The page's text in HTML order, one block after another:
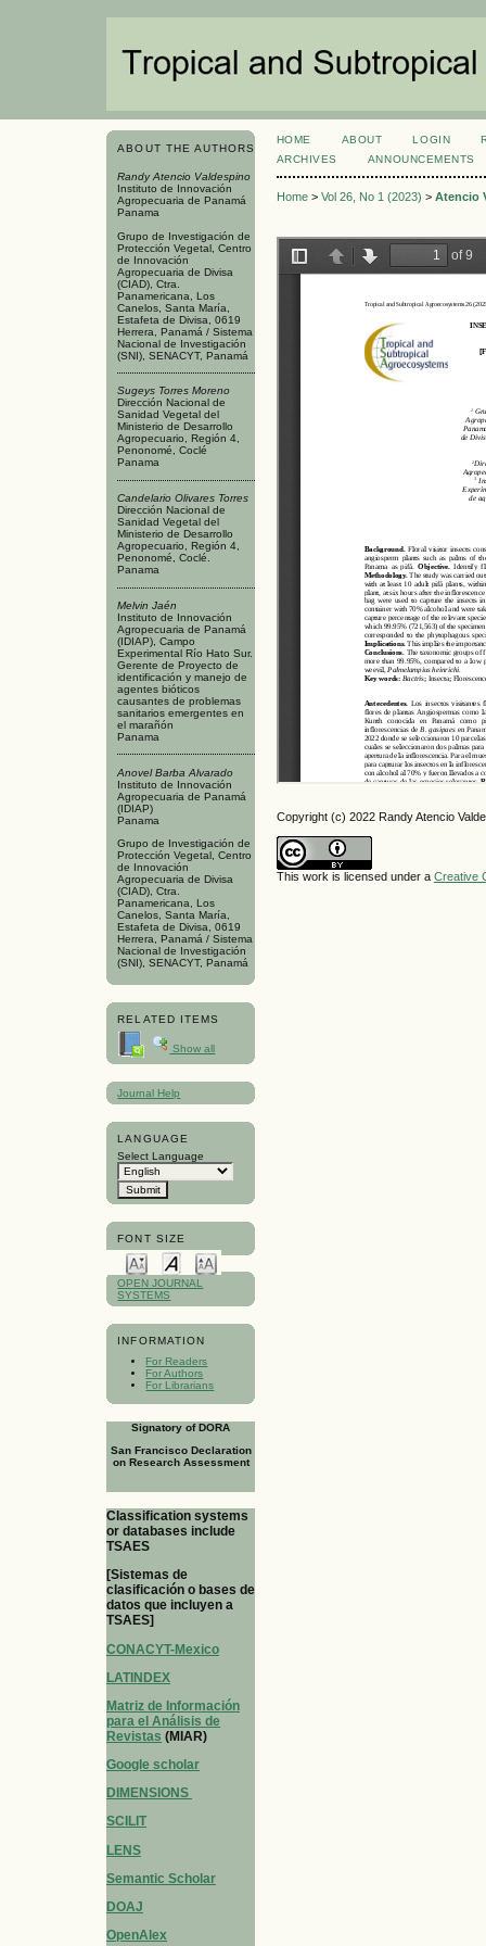
ABOUT THE AUTHORS
Randy Atencio Valdespino
Instituto de Innovación
Agropecuaria de Panamá
Panama
Grupo de Investigación de
Protección Vegetal, Centro
de Innovación
Agropecuaria de Divisa
(CIAD), Ctra.
Panamericana, Los
Canelos, Santa María,
Estafeta de Divisa, 0619
Herrera, Panamá / Sistema
Nacional de Investigación
(SNI), SENACYT, Panamá
Sugeys Torres Moreno
Dirección Nacional de
Sanidad Vegetal del
Ministerio de Desarrollo
Agropecuario, Región 4,
Penonomé, Coclé
Panama
Candelario Olivares Torres
Dirección Nacional de
Sanidad Vegetal del
Ministerio de Desarrollo
Agropecuario, Región 4,
Penonomé, Coclé.
Panama
Melvin Jaén
Instituto de Innovación
Agropecuaria de Panamá
(IDIAP), Campo
Experimental Río Hato Sur.
Gerente de Proyecto de
identificación y manejo de
agentes bióticos
causantes de problemas
sanitarios emergentes en
el marañón
Panama
Anovel Barba Alvarado
Instituto de Innovación
Agropecuaria de Panamá
(IDIAP)
Panama
Grupo de Investigación de
Protección Vegetal, Centro
de Innovación
Agropecuaria de Divisa
(CIAD), Ctra.
Panamericana, Los
Canelos, Santa María,
Estafeta de Divisa, 0619
Herrera, Panamá / Sistema
Nacional de Investigación
(SNI), SENACYT, Panamá
RELATED ITEMS
Show all
Journal Help
LANGUAGE
Select Language
FONT SIZE
OPEN JOURNAL
SYSTEMS
INFORMATION
For Readers
For Authors
For Librarians
Signatory of DORA
San Francisco Declaration
on Research Assessment
Classification systems
or databases include
TSAES
[Sistemas de
clasificación o bases de
datos que incluyen a
TSAES]
CONACYT-Mexico
LATINDEX
Matriz de Información
para el Análisis de
Revistas (MIAR)
Google scholar
DIMENSIONS
SCILIT
LENS
Semantic Scholar
DOAJ
OpenAlex
HOME ABOUT LOGIN
ARCHIVES
ANNOUNCEMENTS
Home> Vol 26, No 1 (2023) > Atencio
Copyright (c) 2022 Randy Atencio
This work is licensed under a Creative